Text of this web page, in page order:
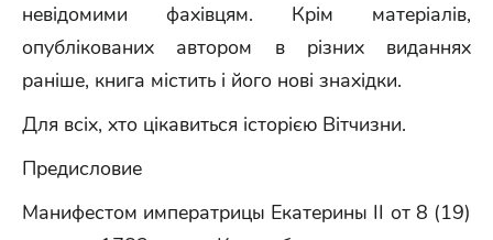
невідомими фахівцям. Крім матеріалів,
опублікованих автором в різних виданнях
раніше, книга містить і його нові знахідки.
Для всіх, хто цікавиться історією Вітчизни.
Предисловие
Манифестом императрицы Екатерины II от 8 (19)